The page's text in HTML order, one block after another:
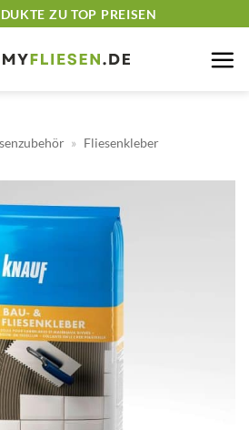
ZU TOP PREISEN
» Fliesenkleber